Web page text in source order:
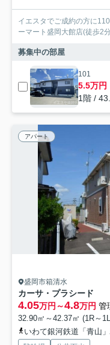
イエスタでご成約の方に
ーマート盛岡大館店(徒歩2
募集中の部屋
101
5.5万円
1階 /
アパート
盛岡市箱清水
カーサ・プラシード
4.05万円～4.8万円 管
32.90㎡～42.37㎡ (1R～
いわて銀河鉄道「青山